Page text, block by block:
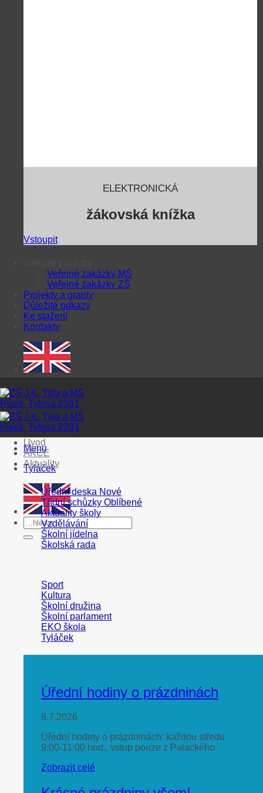
ELEKTRONICKÁ
žákovská knížka
Vstoupit
Veřejné zakázky MŠ
Veřejné zakázky ZŠ
Projekty a granty
Důležité odkazy
Ke stažení
Kontakty
Menu
Tyláček
Úvod
AKCE
Aktuality
Úřední deska
Třídní schůzky
Aktuality školy
Vzdělávání
Školní jídelna
Školská rada
Sport
Kultura
Školní družina
Školní parlament
EKO škola
Tyláček
Úřední hodiny o prázdninách
8.7.2026
Úřední hodiny o prázdninách: každou středu
9:00-11:00 hod., vstup pouze z Palackého
Zobrazit celé